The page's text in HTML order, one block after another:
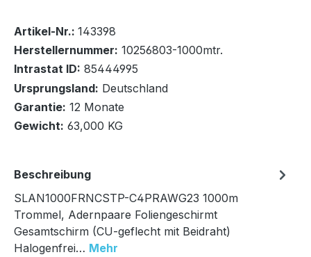
Bestand:0x
Nicht Lagernd
Lieferung auf Palette
In den Warenkorb
Artikel-Nr.: 143398
Herstellernummer: 10256803-1000mtr.
Intrastat ID: 85444995
Ursprungsland: Deutschland
Garantie: 12 Monate
Gewicht: 63,000 KG
Beschreibung
SLAN1000FRNCSTP-C4PRAWG23 1000m
Trommel, Adernpaare Foliengeschirmt
Gesamtschirm (CU-geflecht mit Beidraht)
Halogenfrei… Mehr